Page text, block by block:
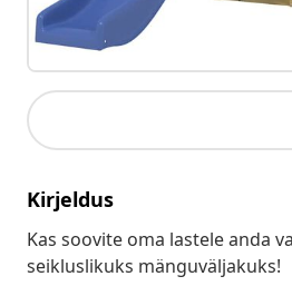
Kirjeldus
Kas soovite oma lastele anda
seikluslikuks mänguväljakuks!